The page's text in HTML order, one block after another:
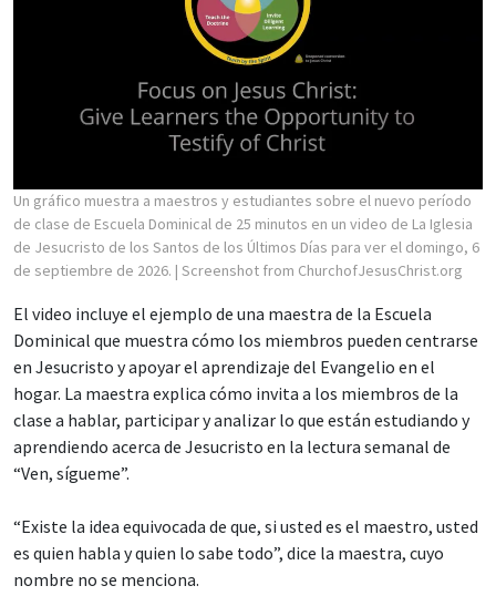
Un gráfico muestra a maestros y estudiantes sobre el nuevo período
de clase de Escuela Dominical de 25 minutos en un video de La Iglesia
de Jesucristo de los Santos de los Últimos Días para ver el domingo, 6
de septiembre de 2026. | Screenshot from ChurchofJesusChrist.org
El video incluye el ejemplo de una maestra de la Escuela
Dominical que muestra cómo los miembros pueden centrarse
en Jesucristo y apoyar el aprendizaje del Evangelio en el
hogar. La maestra explica cómo invita a los miembros de la
clase a hablar, participar y analizar lo que están estudiando y
aprendiendo acerca de Jesucristo en la lectura semanal de
“Ven, sígueme”.
“Existe la idea equivocada de que, si usted es el maestro, usted
es quien habla y quien lo sabe todo”, dice la maestra, cuyo
nombre no se menciona.